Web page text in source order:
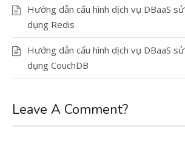
Hướng dẫn cấu hình dịch vụ DBaaS sử
dụng Redis
Hướng dẫn cấu hình dịch vụ DBaaS sử
dụng CouchDB
Leave A Comment?